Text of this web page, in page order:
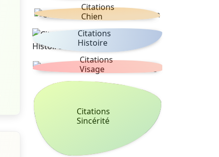
Citations
Chien
Citations
Histoire
Citations
Visage
Citations
Sincérité